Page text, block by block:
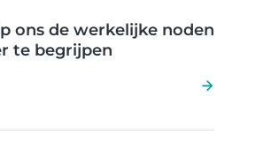
ons de werkelijke noden
te begrijpen